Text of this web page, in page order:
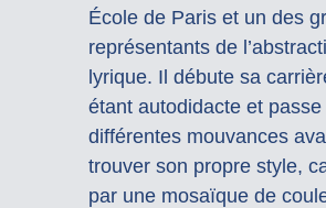
École de Paris et un des
représentants de
lyrique. Il débute sa
étant autodidacte et passe
différentes mouvances
trouver son propre style,
par une mosaïque de